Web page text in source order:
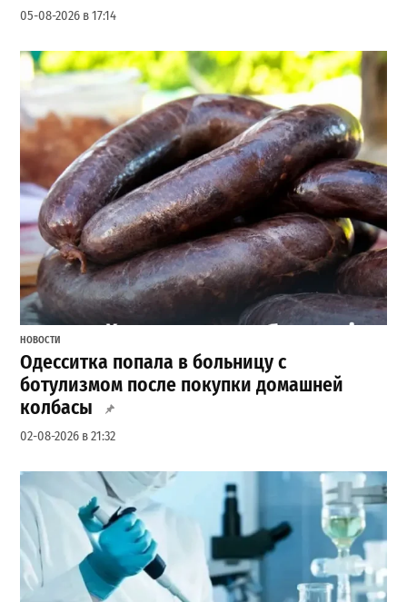
05-08-2026 в 17:14
НОВОСТИ
Одесситка попала в больницу с
ботулизмом после покупки домашней
колбасы
02-08-2026 в 21:32